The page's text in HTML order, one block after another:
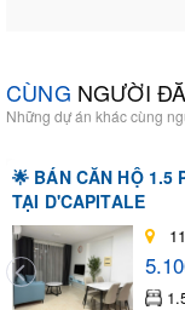
CÙNG NGƯỜI
Những dự án khác cùng
🌟 BÁN CĂN HỘ 1.5
TẠI D'CAPITALE